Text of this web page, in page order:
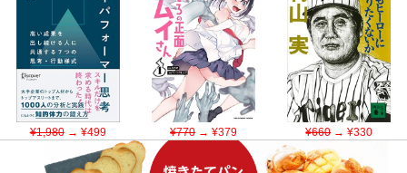
¥1,980→ ¥499 ¥770→ ¥379 ¥660→ ¥330